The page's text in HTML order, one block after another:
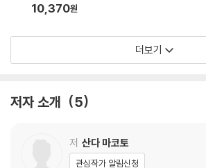
10,370원
더보기
저자 소개 5
저 산다 마코토
관심작가 알림신청